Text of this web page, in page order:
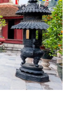
vận hành mô hình
dân, luật khiếu
chống tham nhũng
kiếm, quy tập và